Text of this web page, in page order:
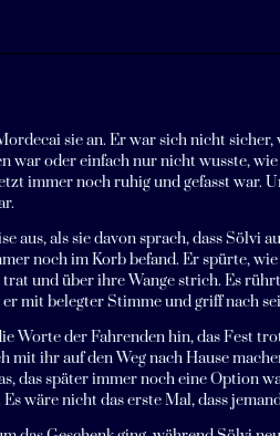
sie an. Er war sich nicht
war oder einfach nur nicht wusste,
immer noch ruhig und gefasst
aus, als sie davon sprach, dass
noch im Korb befand. Er spürte,
trat und über ihre Wange strich. Es
er mit belegter Stimme und griff nach
Worte der Fahrenden hin, das Fest
mit ihr auf den Weg nach Hause
das später immer noch eine Option
wäre nicht das erste Mal, dass